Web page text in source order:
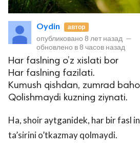
Oydin автор
опубликовано 8 лет назад —
обновлено в 8 часов назад
Har faslning o’z xislati bor
Har faslning fazilati.
Kumush qishdan, zumrad
Qolishmaydi kuzning ziynati.
Ha, shoir aytganidek, har bir fasl
ta’sirini o’tkazmay qolmaydi.